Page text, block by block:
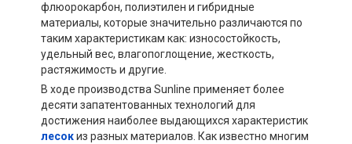
флюорокарбон, полиэтилен и гибридные
материалы, которые значительно различаются по
таким характеристикам как: износостойкость,
удельный вес, влагопоглощение, жесткость,
растяжимость и другие.
В ходе производства Sunline применяет более
десяти запатентованных технологий для
достижения наиболее выдающихся характеристик
лесокиз разных материалов. Как известно многим